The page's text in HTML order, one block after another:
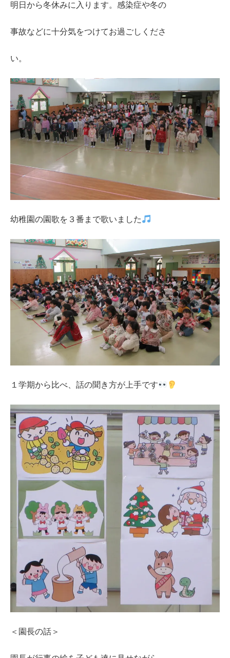
明日から冬休みに入ります。感染症や冬の
事故などに十分気をつけてお過ごしくださ
い。
幼稚園の園歌を３番まで歌いました
１学期から比べ、話の聞き方が上手です
＜園長の話＞